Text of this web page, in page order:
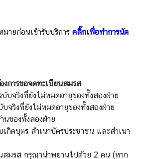
ายก่อนเข้ารับบริการ คลิ๊กเพื่อทำการนัด
งการขอจดทะเบียนสมรส
จริงที่ยังไม่หมดอายุของทั้งสองฝ่าย
ริงที่ยังไม่หมดอายุของทั้งสองฝ่าย
ของทั้งสองฝ่าย
กิดบุตร สำเนาบัตรประชาชน และสำเนา
มรส กรุณานำพยานไปด้วย 2 คน (หาก